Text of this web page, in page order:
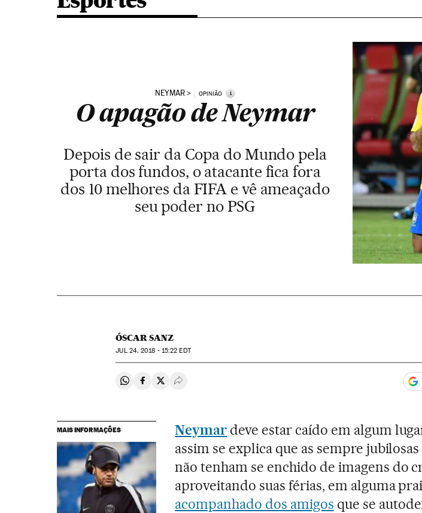
NEYMAR OPINIÃO i
O apagão de Neymar
Depois de sair da Copa do Mundo pela
porta dos fundos, o atacante fica fora
dos 10 melhores da FIFA e vê ameaçado
seu poder no PSG
ÓSCAR SANZ
JUL24, 2018 - 15:22 EDT
Compartir en Whatsapp
Compartir en Facebook
Compartir en Twitter
Desplegar Redes Sociales
MAIS INFORMAÇÕES Neymar deve estar caído em algum
assim se explica que as sempre
não tenham se enchido de imagens do
aproveitando suas férias, em alguma
acompanhado dos amigos que se